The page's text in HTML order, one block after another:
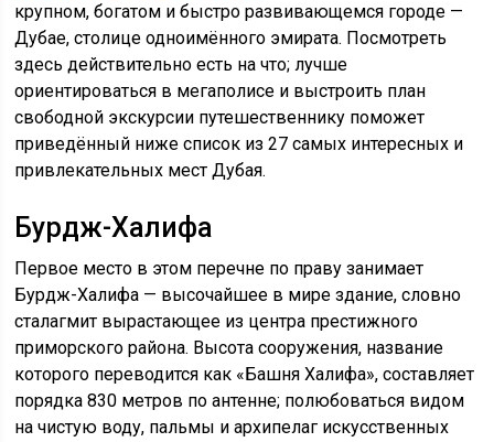
крупном, богатом и быстро развивающемся городе —
Дубае, столице одноимённого эмирата. Посмотреть
здесь действительно есть на что; лучше
ориентироваться в мегаполисе и выстроить план
свободной экскурсии путешественнику поможет
приведённый ниже список из 27 самых интересных и
привлекательных мест Дубая.
Бурдж-Халифа
Первое место в этом перечне по праву занимает
Бурдж-Халифа — высочайшее в мире здание, словно
сталагмит вырастающее из центра престижного
приморского района. Высота сооружения, название
которого переводится как «Башня Халифа», составляет
порядка 830 метров по антенне; полюбоваться видом
на чистую воду, пальмы и архипелаг искусственных